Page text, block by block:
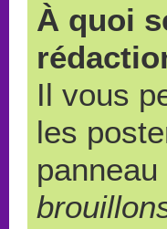
À quoi
Il vous
les